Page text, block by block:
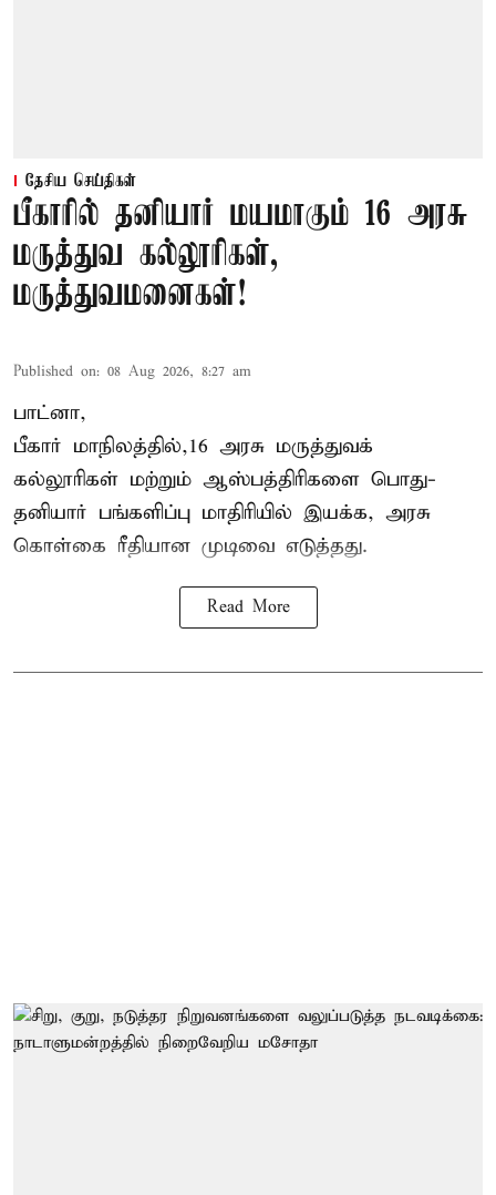
தேசிய செய்திகள்
பீகாரில் தனியார் மயமாகும் 16 அரசு
மருத்துவ கல்லூரிகள்,
மருத்துவமனைகள்!
Published on: 08 Aug 2026, 8:27 am
பாட்னா,
பீகார் மாநிலத்தில்,16 அரசு மருத்துவக்
கல்லூரிகள் மற்றும் ஆஸ்பத்திரிகளை பொது-
தனியார் பங்களிப்பு மாதிரியில் இயக்க, அரசு
கொள்கை ரீதியான முடிவை எடுத்தது.
Read More